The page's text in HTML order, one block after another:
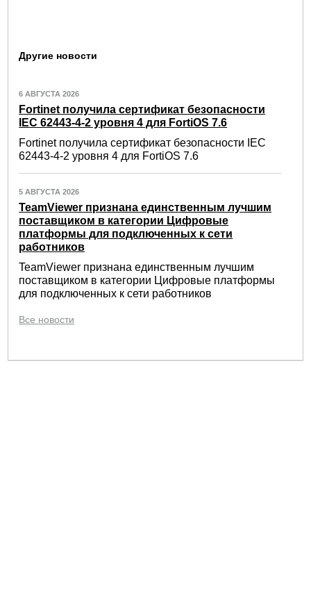
Другие новости
6 АВГУСТА 2026
Fortinet получила сертификат безопасности
IEC 62443-4-2 уровня 4 для FortiOS 7.6
Fortinet получила сертификат безопасности IEC
62443-4-2 уровня 4 для FortiOS 7.6
5 АВГУСТА 2026
TeamViewer признана единственным лучшим
поставщиком в категории Цифровые
платформы для подключенных к сети
работников
TeamViewer признана единственным лучшим
поставщиком в категории Цифровые платформы
для подключенных к сети работников
Все новости